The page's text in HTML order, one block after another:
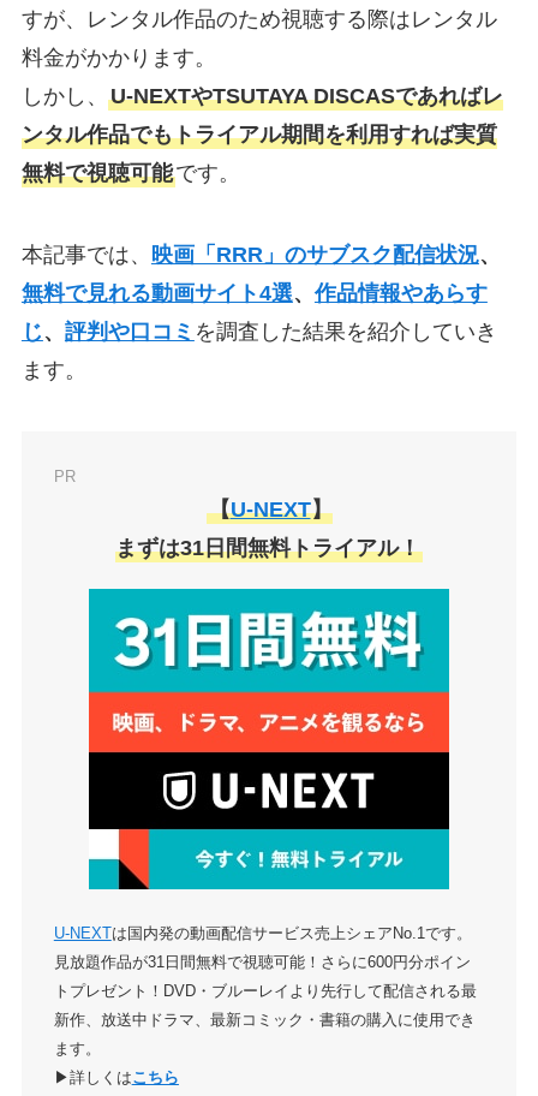
すが、レンタル作品のため視聴する際はレンタル
料金がかかります。
しかし、 U-NEXTやTSUTAYA DISCASであればレ
ンタル作品でもトライアル期間を利用すれば実質
無料で視聴可能です。
本記事では、 映画「RRR」のサブスク配信状況、
無料で見れる動画サイト4選、作品情報やあらす
じ 、 評判や口コミ を調査した結果を紹介していき
ます。
PR
【U-NEXT】
まずは31日間無料トライアル！
U-NEXTは国内発の動画配信サービス売上シェアNo.1です。
見放題作品が31日間無料で視聴可能！さらに600円分ポイン
トプレゼント！DVD・ブルーレイより先行して配信される最
新作、放送中ドラマ、最新コミック・書籍の購入に使用でき
ます。
▶詳しくはこちら